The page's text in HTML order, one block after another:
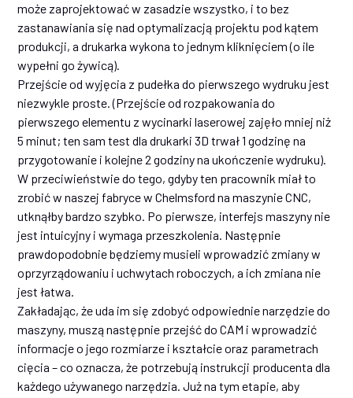
może zaprojektować w zasadzie wszystko, i to bez
zastanawiania się nad optymalizacją projektu pod kątem
produkcji, a drukarka wykona to jednym kliknięciem (o ile
wypełni go żywicą).
Przejście od wyjęcia z pudełka do pierwszego wydruku jest
niezwykle proste. (Przejście od rozpakowania do
pierwszego elementu z wycinarki laserowej zajęło mniej niż
5 minut; ten sam test dla drukarki 3D trwał 1 godzinę na
przygotowanie i kolejne 2 godziny na ukończenie wydruku).
W przeciwieństwie do tego, gdyby ten pracownik miał to
zrobić w naszej fabryce w Chelmsford na maszynie CNC,
utknąłby bardzo szybko. Po pierwsze, interfejs maszyny nie
jest intuicyjny i wymaga przeszkolenia. Następnie
prawdopodobnie będziemy musieli wprowadzić zmiany w
oprzyrządowaniu i uchwytach roboczych, a ich zmiana nie
jest łatwa.
Zakładając, że uda im się zdobyć odpowiednie narzędzie do
maszyny, muszą następnie przejść do CAM i wprowadzić
informacje o jego rozmiarze i kształcie oraz parametrach
cięcia – co oznacza, że potrzebują instrukcji producenta dla
każdego używanego narzędzia. Już na tym etapie, aby